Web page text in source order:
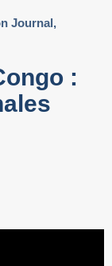
Journal,
: